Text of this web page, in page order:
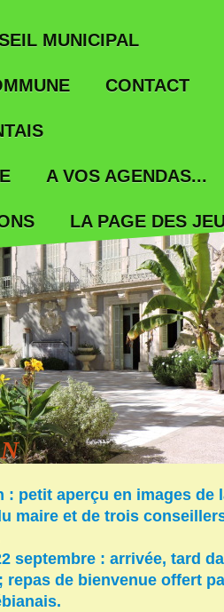
MUNICIPAL
CONTACT
A VOS AGENDAS...
LA PAGE DES
: petit aperçu en images de
maire et de trois
septembre : arrivée, tard
repas de bienvenue offert